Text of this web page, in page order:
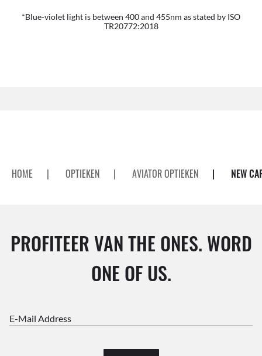
*Blue-violet light is between 400 and 455nm as stated by ISO
TR20772:2018
HOME | OPTIEKEN | AVIATOR OPTIEKEN | NEW
PROFITEER VAN THE ONES. WORD
ONE OF US.
E-Mail Address